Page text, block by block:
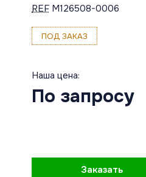
REF M126508-0006
ПОД ЗАКАЗ
Наша цена:
По запросу
Заказать